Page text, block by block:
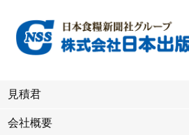
見積君
会社概要